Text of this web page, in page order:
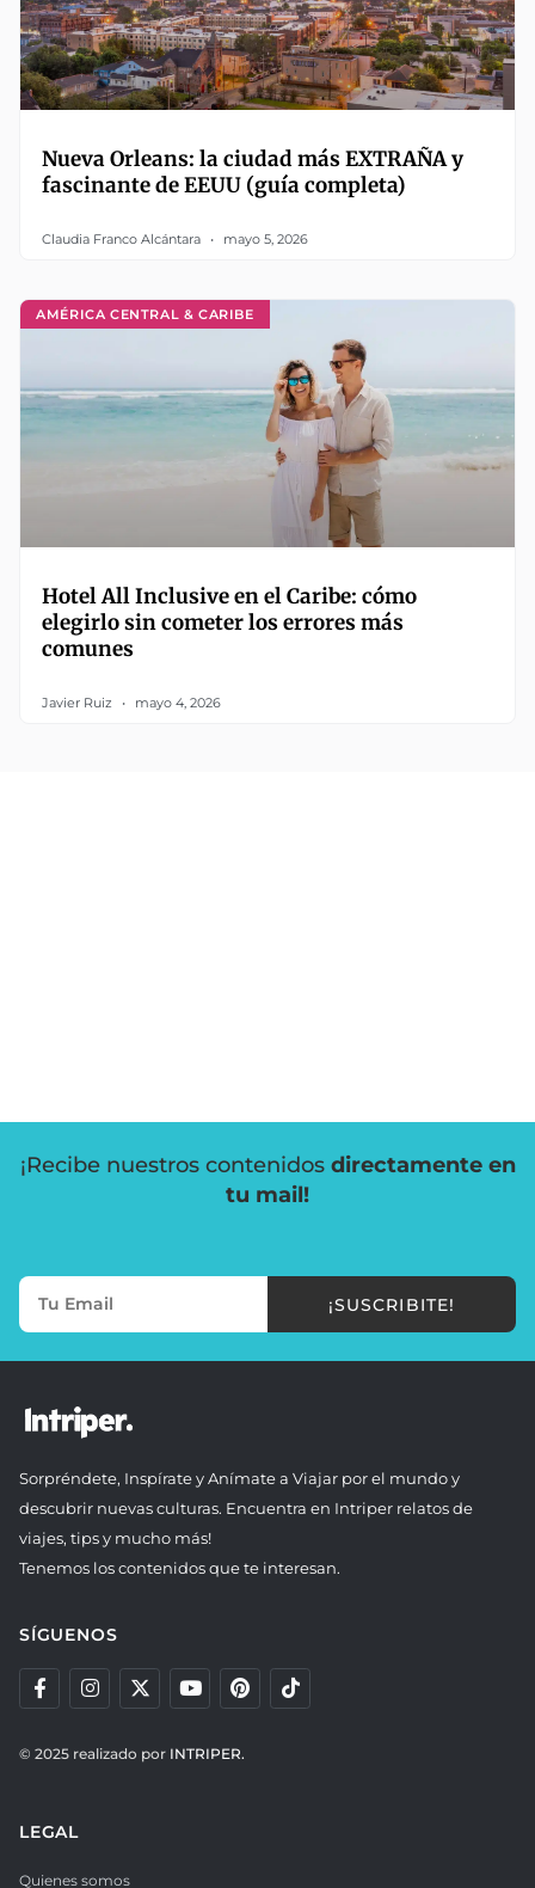
Nueva Orleans: la ciudad más EXTRAÑA y
fascinante de EEUU (guía completa)
Claudia Franco Alcántara mayo 5, 2026
AMÉRICA CENTRAL & CARIBE
Hotel All Inclusive en el Caribe: cómo
elegirlo sin cometer los errores más
comunes
Javier Ruiz mayo 4, 2026
¡Recibe nuestros contenidos directamente en
tu mail!
¡SUSCRIBITE!
Sorpréndete, Inspírate y Anímate a Viajar por el mundo y
descubrir nuevas culturas. Encuentra en Intriper relatos de
viajes, tips y mucho más!
Tenemos los contenidos que te interesan.
SÍGUENOS
© 2025 realizado por INTRIPER.
LEGAL
Quienes somos